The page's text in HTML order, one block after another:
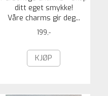
ditt eget smykke!
Våre charms gir deg...
199,-
KJØP